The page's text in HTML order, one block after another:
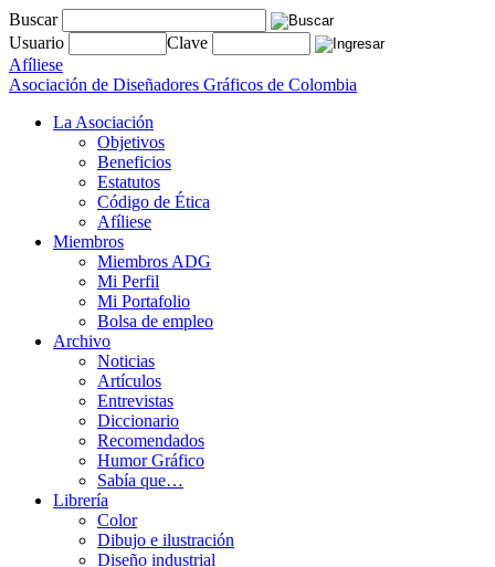
Buscar
Usuario
Clave
Afíliese
Asociación de Diseñadores Gráficos de Colombia
La Asociación
Objetivos
Beneficios
Estatutos
Código de Ética
Afíliese
Miembros
Miembros ADG
Mi Perfil
Mi Portafolio
Bolsa de empleo
Archivo
Noticias
Artículos
Entrevistas
Diccionario
Recomendados
Humor Gráfico
Sabía que…
Librería
Color
Dibujo e ilustración
Diseño industrial